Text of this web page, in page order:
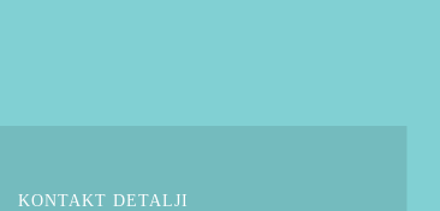
KONTAKT DETALJI